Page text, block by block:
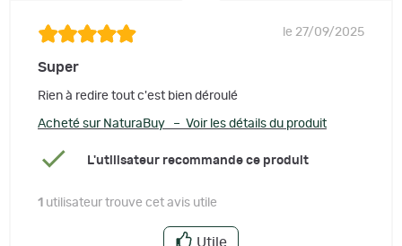
le 27/09/2025
Super
Rien à redire tout c'est bien déroulé
Acheté sur NaturaBuy – Voir les détails du produit
L'utilisateur recommande ce produit
1 utilisateur trouve cet avis utile
Utile